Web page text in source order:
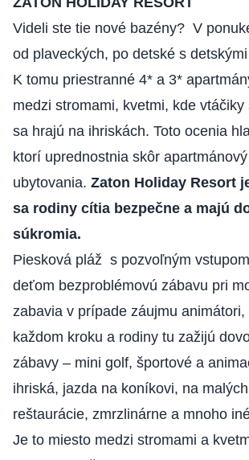
Videli ste tie nové bazény? V
od plaveckých, po detské s
K tomu priestranné 4* a 3*
medzi stromami, kvetmi, kde vtáčiky
sa hrajú na ihriskách. Toto ocenia
ktorí uprednostnia skôr
ubytovania. Zaton Holiday Resort
sa rodiny cítia bezpečne a majú
súkromia.
Piesková pláž s pozvoľným
deťom bezproblémovú zábavu pri
zabavia v prípade záujmu
každom kroku a rodiny tu zažijú
zábavy – mini golf, športové a
ihriská, jazda na koníkovi, na
reštaurácie, zmrzlinárne a mnoho
Je to miesto medzi stromami a